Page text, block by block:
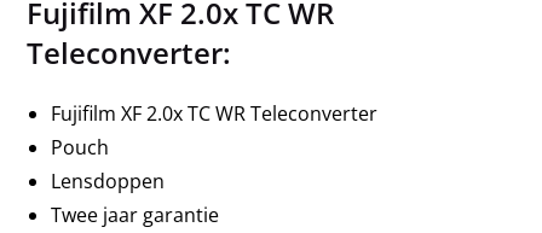
Fujifilm XF 2.0x TC WR
Teleconverter:
Fujifilm XF 2.0x TC WR Teleconverter
Pouch
Lensdoppen
Twee jaar garantie